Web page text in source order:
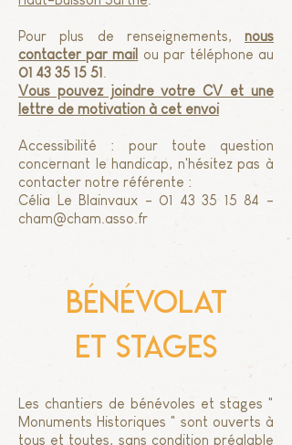
Pour plus de renseignements, nous
contacter par mail ou par téléphone au
01 43 35 15 51
Vous pouvez joindre votre CV et une
lettre de motivation à cet envoi
Accessibilité : pour toute question
concernant le handicap, n'hésitez pas à
contacter notre référente :
Célia Le Blainvaux - 01 43 35 15 84 -
cham@cham.asso.fr
bénévolat
et stages
Les chantiers de bénévoles et stages "
Monuments Historiques " sont ouverts à
tous et toutes, sans condition préalable